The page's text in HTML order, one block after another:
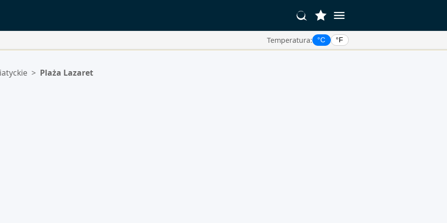
Temperatura: °C °F
> Plaża Lazaret